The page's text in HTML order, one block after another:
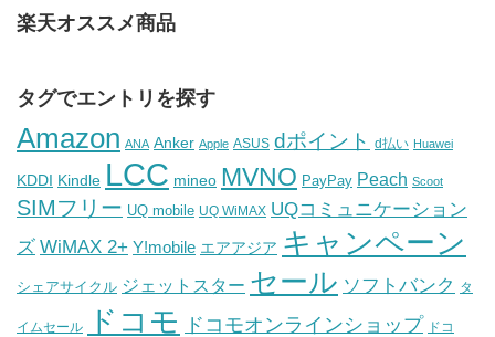
楽天オススメ商品
タグでエントリを探す
Amazon ANA Anker Apple ASUS dポイント d払い Huawei
KDDI Kindle LCC mineo MVNO PayPay Peach Scoot
SIMフリー UQ mobile UQ WiMAX UQコミュニケーション
ズ WiMAX 2+ Y!mobile エアアジア キャンペーン
シェアサイクル ジェットスター セール ソフトバンク タ
イムセール ドコモ ドコモオンラインショップ ドコ